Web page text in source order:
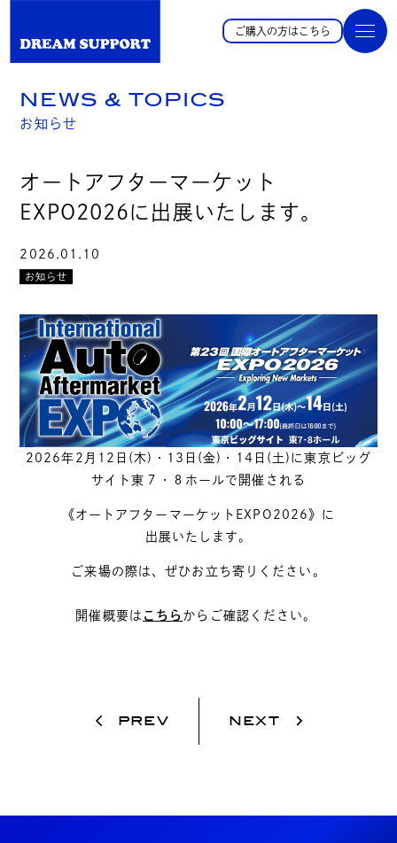
ご購入の方はこちら
NEWS & TOPICS
お知らせ
オートアフターマーケット
EXPO2026に出展いたします。
2026.01.10
お知らせ
2026年2月12日(木)・13日(金)・14日(土 )に東京ビッグ
サイト東７・８ホールで開催される
《オートアフターマーケットEXPO2026》に
出展いたします。
ご来場の際は、ぜひお立ち寄りください。
開催概要は こちら からご確認ください。
PREV NEXT